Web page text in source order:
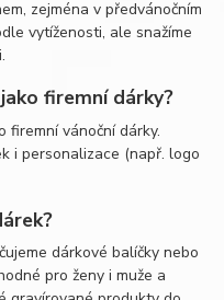
zejména v předvánočním
vytíženosti, ale snažíme
firemní dárky?
firemní vánoční dárky.
i personalizace (např. logo
dárkové balíčky nebo
pro ženy i muže a